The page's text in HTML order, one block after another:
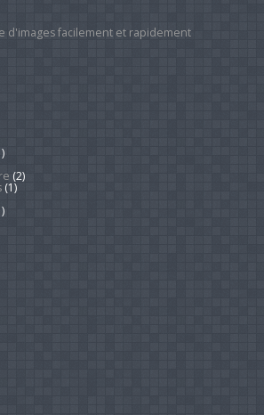
d'images facilement et rapidement
(2)
(1)